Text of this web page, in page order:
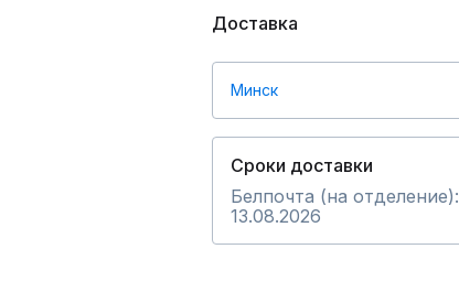
Доставка
Минск
Сроки доставки
Белпочта (на отделение):
13.08.2026